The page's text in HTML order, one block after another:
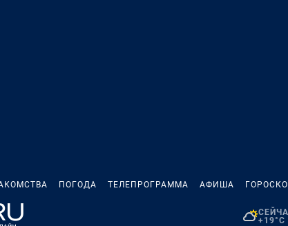
ПОГОДА ТЕЛЕПРОГРАММА АФИША
+19°C